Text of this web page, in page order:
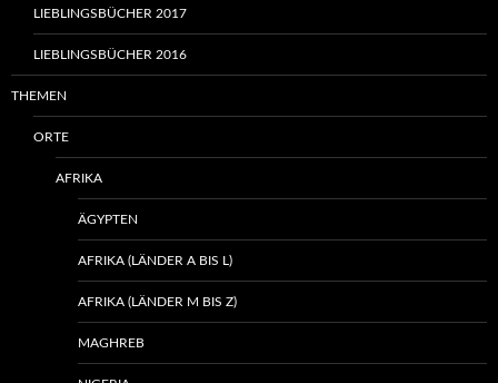
LIEBLINGSBÜCHER 2017
LIEBLINGSBÜCHER 2016
THEMEN
ORTE
AFRIKA
ÄGYPTEN
AFRIKA (LÄNDER A BIS L)
AFRIKA (LÄNDER M BIS Z)
MAGHREB